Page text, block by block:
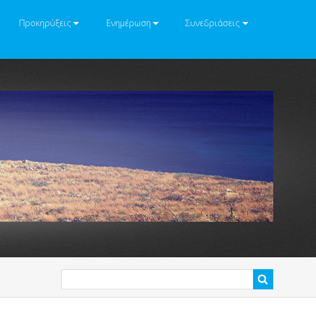
Προκηρύξεις Ενημέρωση
Συνεδριάσεις